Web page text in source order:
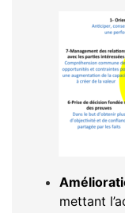
mettant